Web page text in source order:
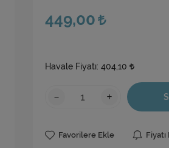
449,00
Havale Fiyatı: 404,10
- +
Favorilere Ekle